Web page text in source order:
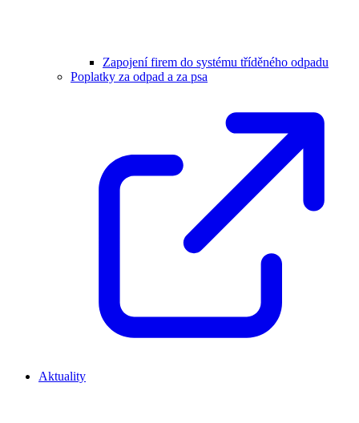
Zapojení firem do systému tříděného odpadu
Poplatky za odpad a za psa
Aktuality